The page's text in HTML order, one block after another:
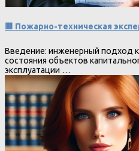
🟥 Пожарно-техническая
Введение: инженерный подход к
состояния объектов
эксплуатации …